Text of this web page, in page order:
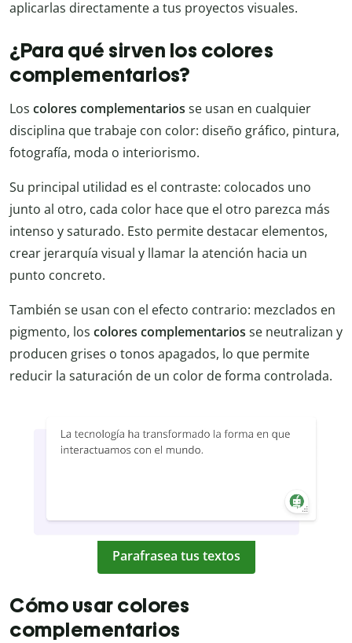
aplicarlas directamente a tus proyectos visuales.
¿Para qué sirven los colores
complementarios?
Los colores complementarios se usan en cualquier
disciplina que trabaje con color: diseño gráfico, pintura,
fotografía, moda o interiorismo.
Su principal utilidad es el contraste: colocados uno
junto al otro, cada color hace que el otro parezca más
intenso y saturado. Esto permite destacar elementos,
crear jerarquía visual y llamar la atención hacia un
punto concreto.
También se usan con el efecto contrario: mezclados en
pigmento, los colores complementarios se neutralizan y
producen grises o tonos apagados, lo que permite
reducir la saturación de un color de forma controlada.
Parafrasea tus textos
Cómo usar colores
complementarios